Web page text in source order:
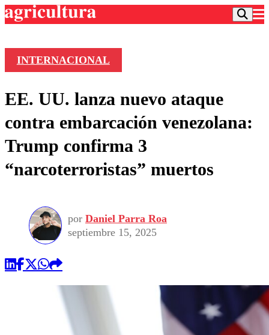
Frecuencias
Agricultura TV
Deportes
Colo Colo
Motor
Torneo Internacional
Torneo Nacional
Entretención
Noticias
Internacional
Nacional
Vida Social
Programas
Comercial
INTERNACIONAL
EE. UU. lanza nuevo ataque
contra embarcación venezolana:
Trump confirma 3
“narcoterroristas” muertos
por Daniel Parra Roa
septiembre 15, 2025